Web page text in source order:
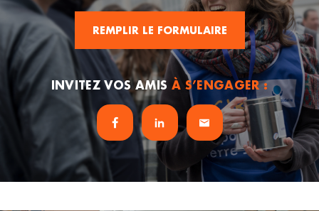
REMPLIR LE FORMULAIRE
INVITEZ VOS AMISÀ S’ENGAGER :